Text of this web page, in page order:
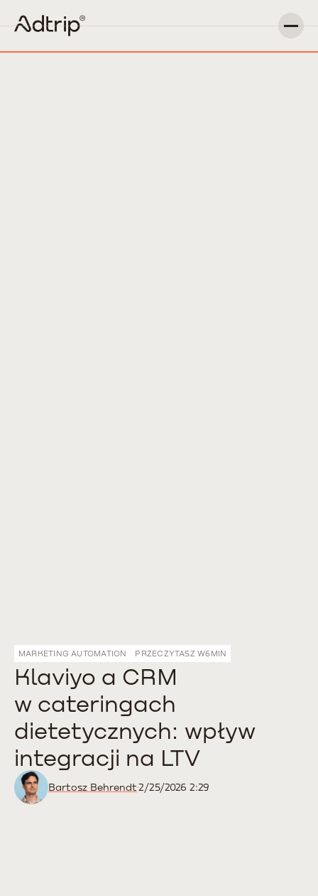
MARKETING AUTOMATION PRZECZYTASZ W6MIN
Klaviyo a CRM
w cateringach
dietetycznych: wpływ
integracji na LTV
Bartosz Behrendt2/25/2026 2:29